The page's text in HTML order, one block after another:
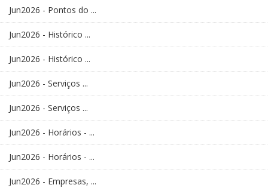
Jun2026 - Pontos do ...
Jun2026 - Histórico ...
Jun2026 - Histórico ...
Jun2026 - Serviços ...
Jun2026 - Serviços ...
Jun2026 - Horários - ...
Jun2026 - Horários - ...
Jun2026 - Empresas, ...